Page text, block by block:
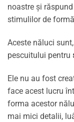
noastre și
stimulilor de
Aceste năluci
pescuitului pentru
Ele nu au fost
face acest lucru
forma acestor
mai mici detalii,